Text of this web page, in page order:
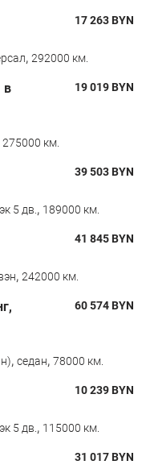
17 263BYN
, 292000 км.
в
19 019BYN
275000 км.
39 503BYN
5 дв., 189000 км.
41 845BYN
, 242000 км.
60 574BYN
, седан, 78000 км.
10 239BYN
5 дв., 115000 км.
31 017BYN